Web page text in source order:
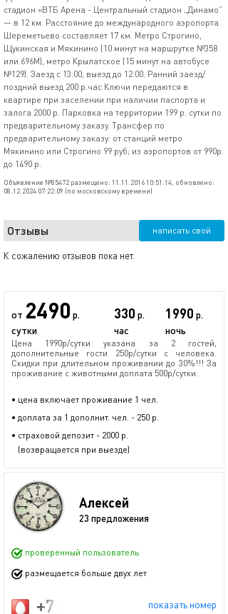
стадион «ВТБ Арена - Центральный стадион „Динамо”
— в 12 км. Расстояние до международного аэропорта
Шереметьево составляет 17 км. Метро Строгино,
Щукинская и Мякинино (10 минут на маршрутке №358
или 696М), метро Крылатское (15 минут на автобусе
№129). Заезд с 13:00, выезд до 12:00. Ранний заезд/
поздний выезд 200 р.час Ключи передаются в
квартире при заселении при наличии паспорта и
залога 2000 р. Парковка на территории 199 р. сутки по
предварительному заказу. Трансфер по
предварительному заказу: от станций метро
Мякинино или Строгино 99 руб; из аэропортов от 990р.
до 1490 р.
Объявление №85472 размещено: 11.11.2016 10:51:14, обновлено:
08.12.2024 07:22:09 (по московскому времени)
Отзывы написать свой
К сожалению отзывов пока нет.
от 2490 р.
сутки
330 р.
час
1990 р.
ночь
Цена 1990р/сутки указана за 2 гостей,
дополнительные гости 250р/сутки с человека.
Скидки при длительном проживании до 30%!!! За
проживание с животными доплата 500р/сутки.
• цена включает проживание 1 чел.
• доплата за 1 дополнит. чел. - 250 р.
• страховой депозит - 2000 р.
(возвращается при выезде)
Алексей
23 предложения
проверенный пользователь
размещается больше двух лет
показать номер
+7 (916) 385-00-77